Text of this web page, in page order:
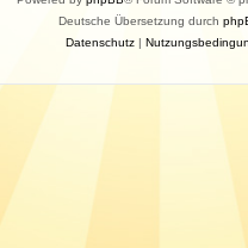
Deutsche Übersetzung durch
Datenschutz|